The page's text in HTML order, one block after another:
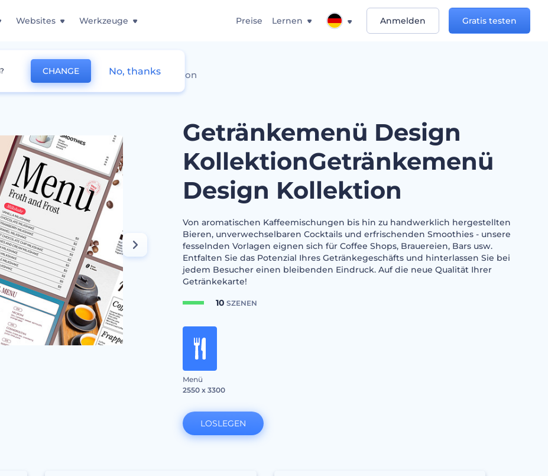
Websites Werkzeuge Preise Lernen Anmelden Gratis testen
Design Kollektion
Getränkemenü Design
KollektionGetränkemenü
Design Kollektion
Von aromatischen Kaffeemischungen bis hin zu handwerklich hergestellten
Bieren, unverwechselbaren Cocktails und erfrischenden Smoothies - unsere
fesselnden Vorlagen eignen sich für Coffee Shops, Brauereien, Bars usw.
Entfalten Sie das Potenzial Ihres Getränkegeschäfts und hinterlassen Sie bei
jedem Besucher einen bleibenden Eindruck. Auf die neue Qualität Ihrer
Getränkekarte!
10 SZENEN
Menü
2550 x 3300
LOSLEGEN
CHANGE No, thanks